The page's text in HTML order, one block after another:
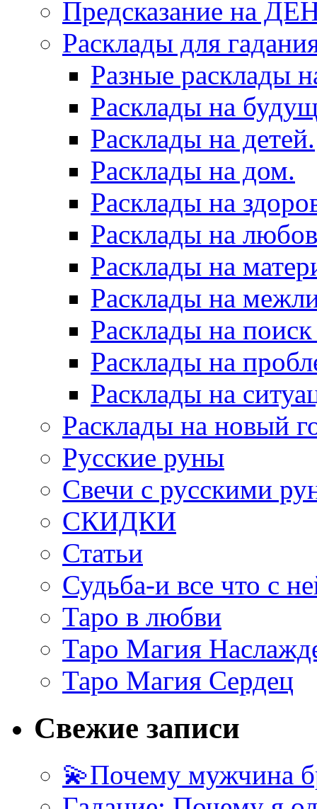
Предсказание на
Расклады для
Разные расклады
Расклады на
Расклады на детей.
Расклады на дом.
Расклады на
Расклады на
Расклады на
Расклады на
Расклады на
Расклады на
Расклады на
Расклады на новый
Русские руны
Свечи с русскими
СКИДКИ
Статьи
Судьба-и все что с
Таро в любви
Таро Магия
Таро Магия Сердец
Свежие записи
💫Почему мужчина